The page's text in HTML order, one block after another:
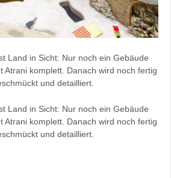
Land in Sicht: Nur noch ein Gebäude
Atrani komplett. Danach wird noch fertig
und detailliert.
Land in Sicht: Nur noch ein Gebäude
Atrani komplett. Danach wird noch fertig
und detailliert.